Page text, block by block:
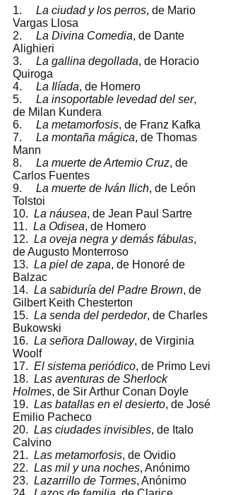
1. La ciudad y los perros, de Mario
Vargas Llosa
2. La Divina Comedia, de Dante
Alighieri
3. La gallina degollada, de Horacio
Quiroga
4. La Ilíada, de Homero
5. La insoportable levedad del ser,
de Milan Kundera
6. La metamorfosis, de Franz Kafka
7. La montaña mágica, de Thomas
Mann
8. La muerte de Artemio Cruz, de
Carlos Fuentes
9. La muerte de Iván Ilich, de León
Tolstoi
10. La náusea, de Jean Paul Sartre
11. La Odisea, de Homero
12. La oveja negra y demás fábulas,
de Augusto Monterroso
13. La piel de zapa, de Honoré de
Balzac
14. La sabiduría del Padre Brown, de
Gilbert Keith Chesterton
15. La senda del perdedor, de Charles
Bukowski
16. La señora Dalloway, de Virginia
Woolf
17. El sistema periódico, de Primo Levi
18. Las aventuras de Sherlock
Holmes, de Sir Arthur Conan Doyle
19. Las batallas en el desierto, de José
Emilio Pacheco
20. Las ciudades invisibles, de Italo
Calvino
21. Las metamorfosis, de Ovidio
22. Las mil y una noches, Anónimo
23. Lazarrillo de Tormes, Anónimo